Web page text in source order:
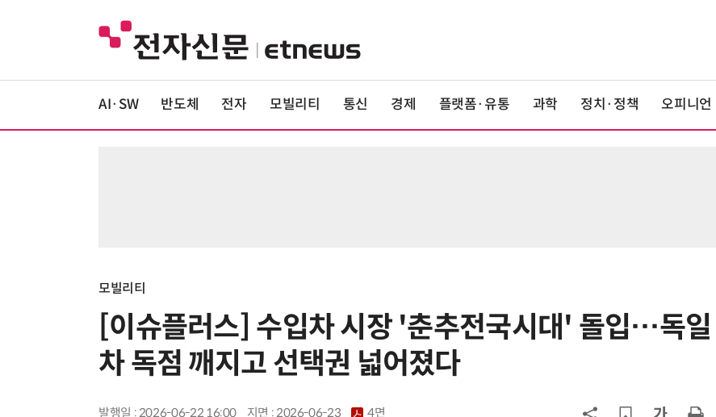
AI·SW 반도체 전자 모빌리티 통신 경제 플랫폼·유통 과학 정치·정책 오피니언
모빌리티
[이슈플러스] 수입차 시장 '춘추전국시대' 돌입…독일
차 독점 깨지고 선택권 넓어졌다
발행일 : 2026-06-22 16:00 지면 :2026-06-23 4면
6
중국산 車 수입 1년 새 2배…獨 제치